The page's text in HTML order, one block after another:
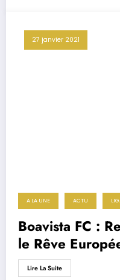
27 janvier 2021
A LA UNE ACTU
Boavista FC :
le Rêve
cauchemar
Lire La Suite